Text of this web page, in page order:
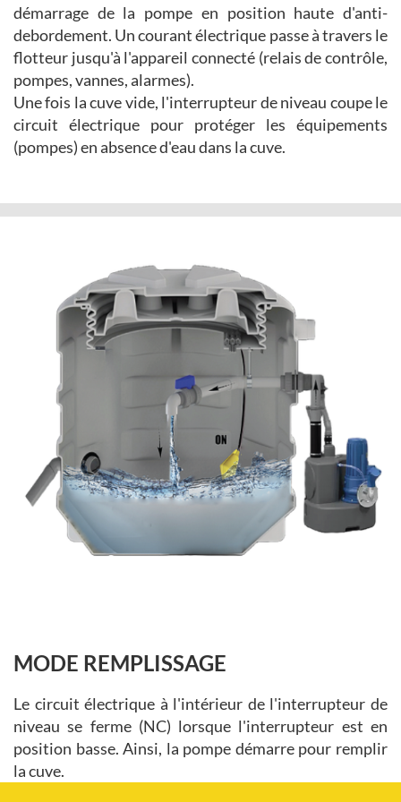
démarrage de la pompe en position haute d'anti-
debordement. Un courant électrique passe à travers le
flotteur jusqu'à l'appareil connecté (relais de contrôle,
pompes, vannes, alarmes).
Une fois la cuve vide, l'interrupteur de niveau coupe le
circuit électrique pour protéger les équipements
(pompes) en absence d'eau dans la cuve.
MODE REMPLISSAGE
Le circuit électrique à l'intérieur de l'interrupteur de
niveau se ferme (NC) lorsque l'interrupteur est en
position basse. Ainsi, la pompe démarre pour remplir
la cuve.